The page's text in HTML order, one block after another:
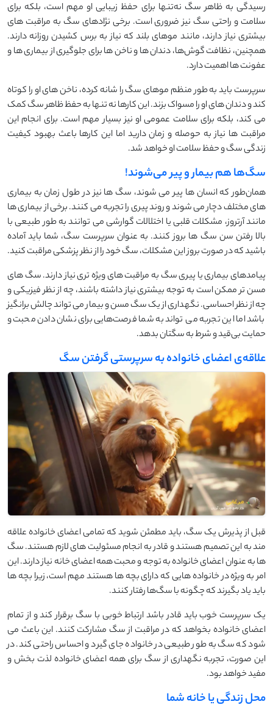
رسیدگی به ظاهر سگ نه‌تنها برای حفظ زیبایی او مهم است، بلکه برای
سلامت و راحتی سگ نیز ضروری است. برخی نژادهای سگ به مراقبت ‌های
بیشتری نیاز دارند، مانند موهای بلند که نیاز به برس کشیدن روزانه دارند.
همچنین، نظافت گوش‌ها، دندان‌ ها و ناخن‌ ها برای جلوگیری از بیماری‌ ها و
عفونت ‌ها اهمیت دارد.
سرپرست باید به ‌طور منظم موهای سگ را شانه کرده، ناخن ‌های او را کوتاه
کند و دندان‌ های او را مسواک بزند. این کارها نه ‌تنها به حفظ ظاهر سگ کمک
می ‌کند، بلکه برای سلامت عمومی او نیز بسیار مهم است. برای انجام این
مراقبت ‌ها نیاز به حوصله و زمان دارید اما این کارها باعث بهبود کیفیت
زندگی سگ و حفظ سلامت او خواهد شد.
سگ‌ها هم بیمار و پیر می‌شوند!
همان‌طور که انسان ‌ها پیر می شوند، سگ ‌ها نیز در طول زمان به بیماری
‌های مختلف دچار می‌ شوند و روند پیری را تجربه می ‌کنند. برخی از بیماری ‌ها
مانند آرتروز، مشکلات قلبی یا اختلالات گوارشی می‌ توانند به ‌طور طبیعی با
بالا رفتن سن سگ‌ ها بروز کنند. به ‌عنوان سرپرست سگ، شما باید آماده
باشید که در صورت بروز این مشکلات، سگ خود را از نظر پزشکی مراقبت کنید.
پیامدهای بیماری یا پیری سگ به مراقبت ‌های ویژه ‌تری نیاز دارند. سگ‌ های
مسن ‌تر ممکن است به توجه بیشتری نیاز داشته باشند، چه از نظر فیزیکی و
چه از نظر احساسی. نگهداری از یک سگ مسن و بیمار می ‌تواند چالش‌ برانگیز
باشد اما این تجربه می ‌تواند به شما فرصت‌هایی برای نشان دادن محبت و
حمایت بی‌قید و شرط به سگتان بدهد.
علاقه‌ی اعضای خانواده به سرپرستی گرفتن سگ
قبل از پذیرش یک سگ، باید مطمئن شوید که تمامی اعضای خانواده علاقه‌
مند به این تصمیم هستند و قادر به انجام مسئولیت ‌های لازم هستند. سگ‌
ها به‌ عنوان اعضای خانواده به توجه و محبت همه اعضای خانه نیاز دارند. این
امر به‌ ویژه در خانواده‌ هایی که دارای بچه‌ ها هستند مهم است، زیرا بچه ‌ها
باید یاد بگیرند که چگونه با سگ‌ها رفتار کنند.
یک سرپرست خوب باید قادر باشد ارتباط خوبی با سگ برقرار کند و از تمام
اعضای خانواده بخواهد که در مراقبت از سگ مشارکت کنند. این باعث می
‌شود که سگ به‌ طور طبیعی در خانواده جای گیرد و احساس راحتی کند. در
این صورت، تجربه نگهداری از سگ برای همه اعضای خانواده لذت‌ بخش و
مفید خواهد بود.
محل زندگی یا خانه شما